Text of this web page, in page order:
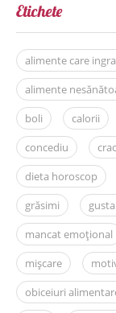
Etichete
alimente care
alimente
boli
calorii
concediu
dieta horoscop
grăsimi
mancat emoțional
mișcare
obiceiuri